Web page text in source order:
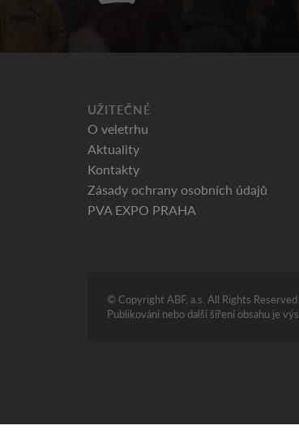
UŽITEČNÉ
O veletrhu
Aktuality
Kontakty
Zásady ochrany osobních údajů
PVA EXPO PRAHA
© Copyright ABF, a.s. All Rights Reserved.
Publikování nebo další šíření obsahu je